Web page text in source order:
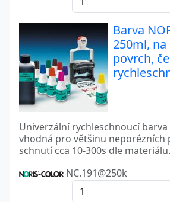
Barva
250ml,
povrch,
Univerzální rychleschnoucí
vhodná pro většinu neporézních
schnutí cca 10-300s dle materiálu.
NC.191@250k